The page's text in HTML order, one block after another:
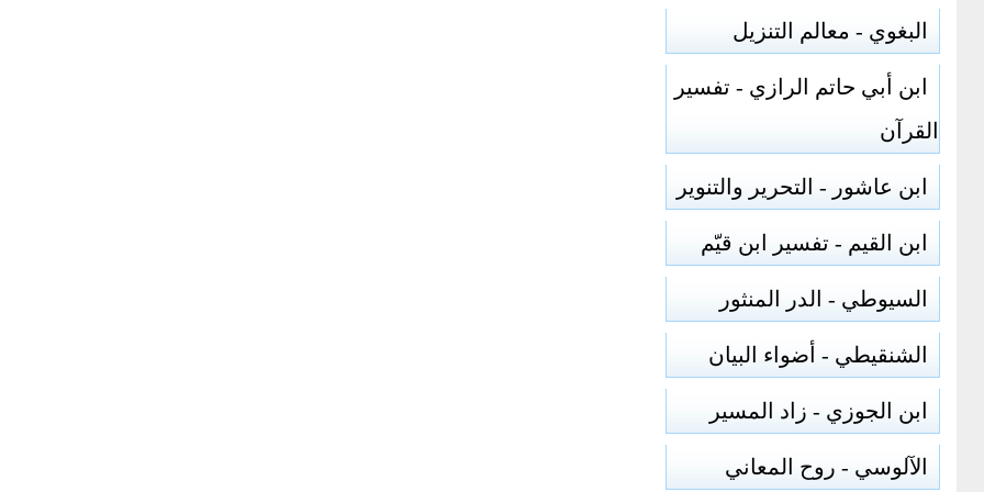
البغوي - معالم التنزيل
ابن أبي حاتم الرازي - تفسير
القرآن
ابن عاشور - التحرير والتنوير
ابن القيم - تفسير ابن قيّم
السيوطي - الدر المنثور
الشنقيطي - أضواء البيان
ابن الجوزي - زاد المسير
الآلوسي - روح المعاني